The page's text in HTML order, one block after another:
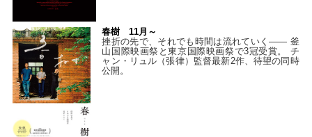
春樹 11月～
挫折の先で、それでも時間は流れていく—— 釜
山国際映画祭と東京国際映画祭で3冠受賞。 チ
ャン・リュル（張律）監督最新2作、待望の同時
公開。